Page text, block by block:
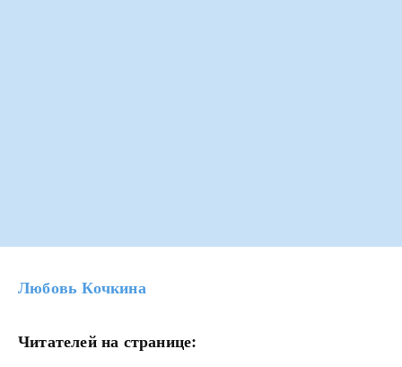
Любовь Кочкина
Читателей на странице: